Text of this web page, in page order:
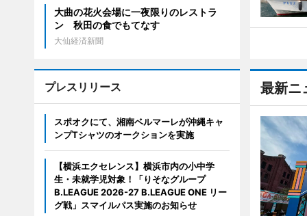
最新ニ
大曲の花火会場に一夜限りのレストラ
ン 秋田の食でもてなす
大仙経済新聞
プレスリリース
スポオクにて、湘南ベルマーレが沖縄キャ
ンプTシャツのオークションを実施
【横浜エクセレンス】横浜市内の小中学
生・未就学児対象！「りそなグループ
B.LEAGUE 2026-27 B.LEAGUE ONE リー
グ戦」スマイルパス実施のお知らせ